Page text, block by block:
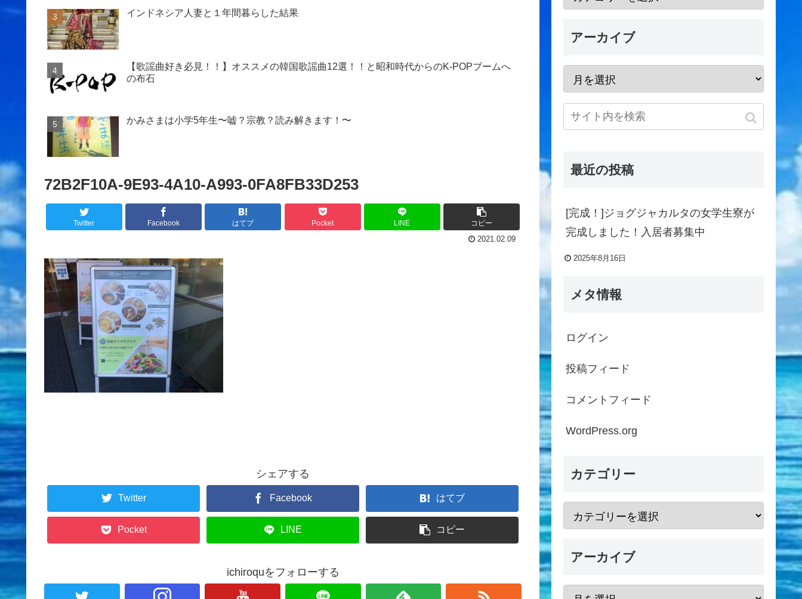
インドネシア人妻と１年間暮らした結果
【歌謡曲好き必見！！】オススメの韓国歌謡曲12選！！と昭和時代からのK-POPブームへ
の布石
かみさまは小学5年生〜嘘？宗教？読み解きます！〜
72B2F10A-9E93-4A10-A993-0FA8FB33D253
Twitter Facebook はてブ Pocket LINE
コピー
2021.02.09
シェアする
Twitter Facebook はてブ
Pocket LINE コピー
ichiroquをフォローする
アーカイブ
最近の投稿
[完成！]ジョグジャカルタの女学生寮が
完成しました！入居者募集中
2025年8月16日
メタ情報
ログイン
投稿フィード
コメントフィード
WordPress.org
カテゴリー
アーカイブ